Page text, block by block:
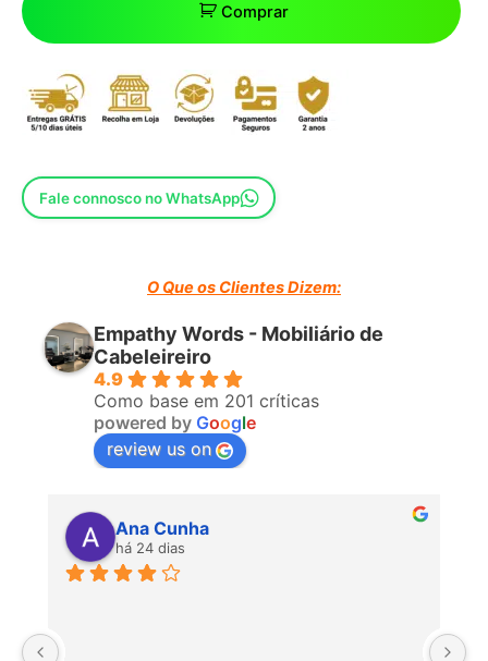
Comprar
Fale connosco no WhatsApp
O Que os Clientes Dizem:
Empathy Words - Mobiliário de
Cabeleireiro
4.9
Como base em 201 críticas
powered by Google
review us on
Ana Cunha
há 24 dias